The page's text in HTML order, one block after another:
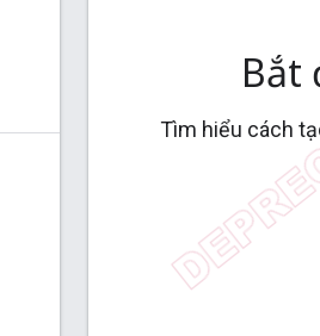
Bắt
Tìm hiểu cách